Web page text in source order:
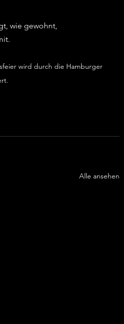
wie gewohnt,
wird durch die Hamburger
Alle ansehen